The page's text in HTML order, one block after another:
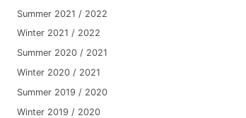
Summer 2021 / 2022
Winter 2021 / 2022
Summer 2020 / 2021
Winter 2020 / 2021
Summer 2019 / 2020
Winter 2019 / 2020